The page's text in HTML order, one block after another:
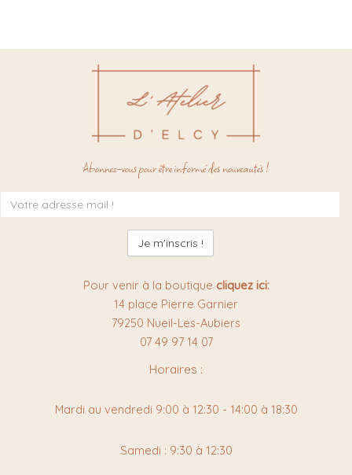
Abonnez-vous pour être informé des nouveautés !
à
la
newsletter
:
Pour venir à la boutique cliquez ici:
14 place Pierre Garnier
79250 Nueil-Les-Aubiers
07 49 97 14 07
Horaires :
Mardi au vendredi 9:00 à 12:30 - 14:00 à 18:30
Samedi : 9:30 à 12:30